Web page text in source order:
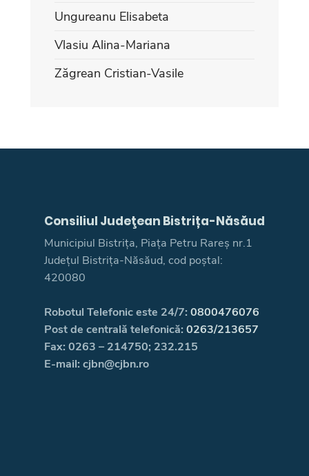
Ungureanu Elisabeta
Vlasiu Alina-Mariana
Zăgrean Cristian-Vasile
Consiliul Judeţean Bistrița-Năsăud
Municipiul Bistrița, Piața Petru Rareș nr.1
Județul Bistrița-Năsăud, cod poștal:
420080
Robotul Telefonic este 24/7: 0800476076
Post de centrală telefonică: 0263/213657
Fax: 0263 – 214750; 232.215
E-mail: cjbn@cjbn.ro